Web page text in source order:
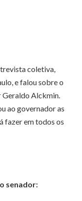
coletiva,
e falou sobre o
Geraldo Alckmin.
ao governador as
fazer em todos os
senador: